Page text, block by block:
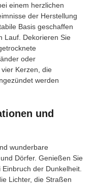
einem herzlichen
der Herstellung
Basis geschaffen
Lauf. Dekorieren Sie
oder
Kerzen, die
werden
und
wunderbare
Dörfer. Genießen Sie
der Dunkelheit.
Lichter, die Straßen